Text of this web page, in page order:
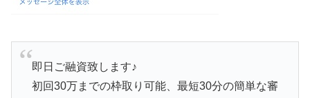
即日ご融資致します♪
初回30万までの枠取り可能、最短30分の簡単な審